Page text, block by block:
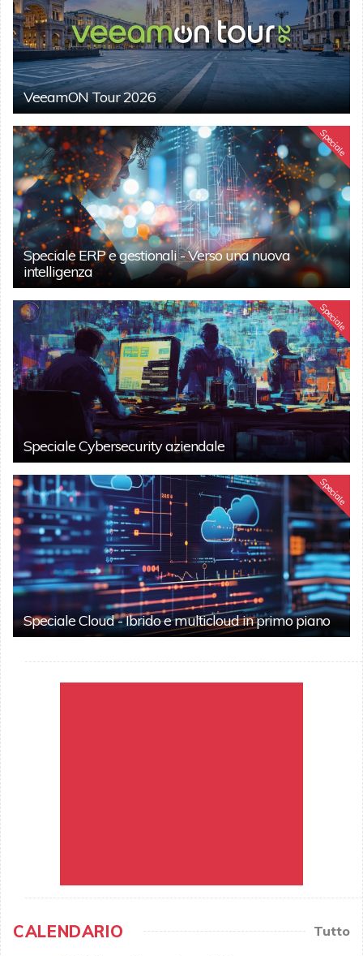
VeeamON Tour 2026
Speciale
Speciale ERP e gestionali - Verso una nuova
intelligenza
Speciale
Speciale Cybersecurity aziendale
Speciale
Speciale Cloud - Ibrido e multicloud in primo piano
CALENDARIO Tutto